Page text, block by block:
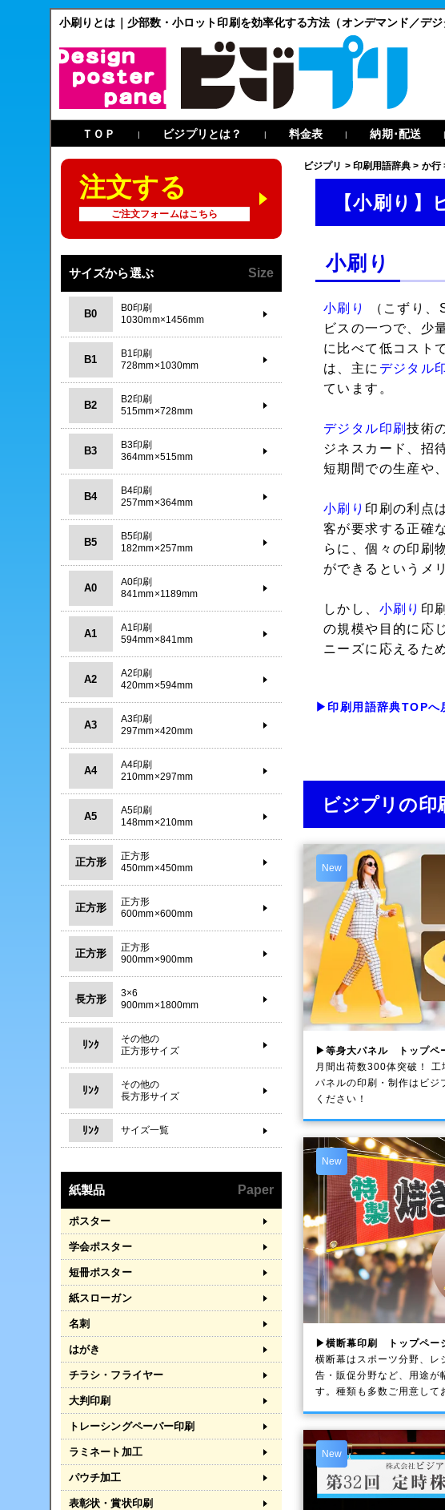
小刷りとは｜少部数・小ロット印刷を効率化する方法（オンデマンド／デジ
ＴＯＰ | ビジプリとは？ | 料金表 | 納期･配送 |
ビジプリ > 印刷用語辞典 > か行
【小刷り
小刷り
小刷り
（こずり
ビスの一つで、少
に比べて低コスト
は、主に デジタル
ています。
デジタル印刷技術
ジネスカード、招
短期間での生産や
小刷り 印刷の利点
客が要求する正確
らに、個々の印刷
ができるというメ
しかし、 小刷り 印
の規模や目的に応
ニーズに応えるた
▶印刷用語辞典TOPへ
ビジプリの印
New
▶等身大パネル トップペ
月間出荷数300体突破！ 工
パネルの印刷・制作は ビジ
ください！
New
▶横断幕印刷 トップペー
横断幕はスポーツ分野、レ
告・販促分野など、用途が
す。種類も多数ご用意して
New
注文する
ご注文フォームはこちら
サイズから選ぶ Size
B0
B0印刷
1030mm×1456mm
B1
B1印刷
728mm×1030mm
B2
B2印刷
515mm×728mm
B3
B3印刷
364mm×515mm
B4
B4印刷
257mm×364mm
B5
B5印刷
182mm×257mm
A0
A0印刷
841mm×1189mm
A1
A1印刷
594mm×841mm
A2
A2印刷
420mm×594mm
A3
A3印刷
297mm×420mm
A4
A4印刷
210mm×297mm
A5
A5印刷
148mm×210mm
正方形
正方形
450mm×450mm
正方形
正方形
600mm×600mm
正方形
正方形
900mm×900mm
長方形
3×6
900mm×1800mm
ﾘﾝｸ
その他の
正方形サイズ
ﾘﾝｸ
その他の
長方形サイズ
ﾘﾝｸ サイズ一覧
紙製品 Paper
ポスター
学会ポスター
短冊ポスター
紙スローガン
名刺
はがき
チラシ・フライヤー
大判印刷
トレーシングペーパー印刷
ラミネート加工
パウチ加工
表彰状・賞状印刷